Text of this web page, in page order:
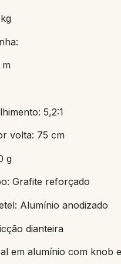
m
5,2:1
volta: 75 cm
g
Grafite reforçado
Alumínio anodizado
dianteira
em alumínio com knob